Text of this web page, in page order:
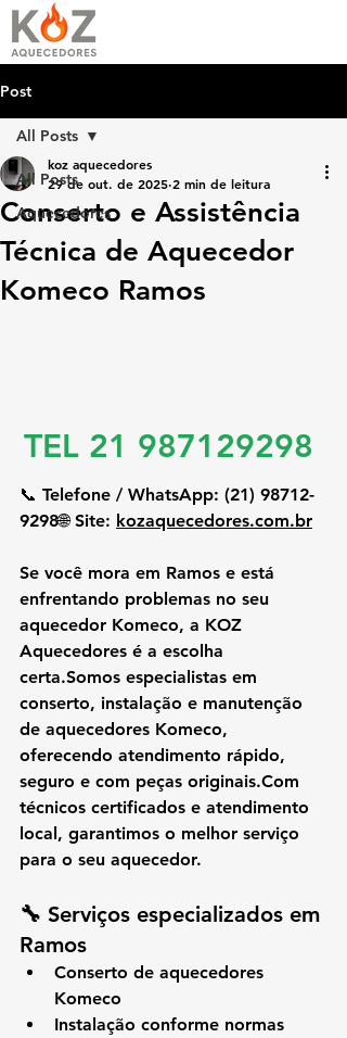
Post
All Posts
Aquecedores
All Posts
Conserto e Assistência
Técnica de Aquecedor
Komeco Ramos
koz aquecedores
29 de out. de 2025 2 min de leitura
TEL 21 987129298
📞 Telefone / WhatsApp: (21) 98712-
9298🌐 Site: kozaquecedores.com.br
Se você mora em Ramos e está
enfrentando problemas no seu
aquecedor Komeco, a KOZ
Aquecedores é a escolha
certa.Somos especialistas em
conserto, instalação e manutenção
de aquecedores Komeco,
oferecendo atendimento rápido,
seguro e com peças originais.Com
técnicos certificados e atendimento
local, garantimos o melhor serviço
para o seu aquecedor.
🔧 Serviços especializados em
Ramos
Conserto de aquecedores
Komeco
Instalação conforme normas